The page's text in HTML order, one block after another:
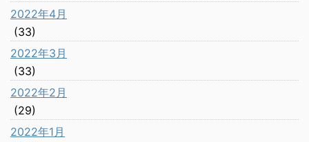
2022年4月
(33)
2022年3月
(33)
2022年2月
(29)
2022年1月